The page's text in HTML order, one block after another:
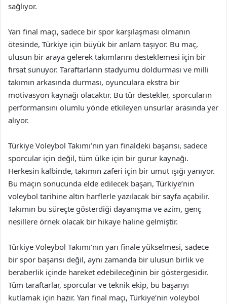
sağlıyor.
Yarı final maçı, sadece bir spor karşılaşması olmanın
ötesinde, Türkiye için büyük bir anlam taşıyor. Bu maç,
ulusun bir araya gelerek takımlarını desteklemesi için bir
fırsat sunuyor. Taraftarların stadyumu doldurması ve milli
takımın arkasında durması, oyunculara ekstra bir
motivasyon kaynağı olacaktır. Bu tür destekler, sporcuların
performansını olumlu yönde etkileyen unsurlar arasında yer
alıyor.
Türkiye Voleybol Takımı’nın yarı finaldeki başarısı, sadece
sporcular için değil, tüm ülke için bir gurur kaynağı.
Herkesin kalbinde, takımın zaferi için bir umut ışığı yanıyor.
Bu maçın sonucunda elde edilecek başarı, Türkiye’nin
voleybol tarihine altın harflerle yazılacak bir sayfa açabilir.
Takımın bu süreçte gösterdiği dayanışma ve azim, genç
nesillere örnek olacak bir hikaye haline gelmiştir.
Türkiye Voleybol Takımı’nın yarı finale yükselmesi, sadece
bir spor başarısı değil, aynı zamanda bir ulusun birlik ve
beraberlik içinde hareket edebileceğinin bir göstergesidir.
Tüm taraftarlar, sporcular ve teknik ekip, bu başarıyı
kutlamak için hazır. Yarı final maçı, Türkiye’nin voleybol